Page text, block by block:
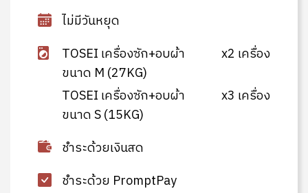
ไม่มีวันหยุด
TOSEI เครื่องซัก+อบผ้า
ขนาด M (27KG)
x2 เครื่อง
TOSEI เครื่องซัก+อบผ้า
ขนาด S (15KG)
x3 เครื่อง
ชำระด้วยเงินสด
ชำระด้วย PromptPay